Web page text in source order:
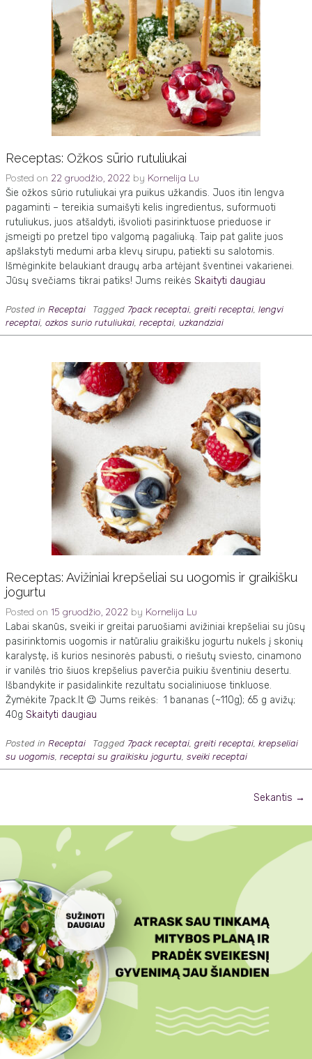
Receptas: Ožkos sūrio rutuliukai
Posted on 22 gruodžio, 2022 by Kornelija Lu
Šie ožkos sūrio rutuliukai yra puikus užkandis. Juos itin lengva
pagaminti – tereikia sumaišyti kelis ingredientus, suformuoti
rutuliukus, juos atšaldyti, išvolioti pasirinktuose prieduose ir
įsmeigti po pretzel tipo valgomą pagaliuką. Taip pat galite juos
apšlakstyti medumi arba klevų sirupu, patiekti su salotomis.
Išmėginkite belaukiant draugų arba artėjant šventinei vakarienei.
Jūsų svečiams tikrai patiks! Jums reikės Skaityti daugiau
Posted in Receptai Tagged 7pack receptai, greiti receptai, lengvi
receptai, ozkos surio rutuliukai, receptai, uzkandziai
Receptas: Avižiniai krepšeliai su uogomis ir graikišku
jogurtu
Posted on 15 gruodžio, 2022 by Kornelija Lu
Labai skanūs, sveiki ir greitai paruošiami avižiniai krepšeliai su jūsų
pasirinktomis uogomis ir natūraliu graikišku jogurtu nukels į skonių
karalystę, iš kurios nesinorės pabusti, o riešutų sviesto, cinamono
ir vanilės trio šiuos krepšelius paverčia puikiu šventiniu desertu.
Išbandykite ir pasidalinkite rezultatu socialiniuose tinkluose.
Žymėkite 7pack.lt 😉 Jums reikės: 1 bananas (~110g); 65 g avižų;
40g Skaityti daugiau
Posted in Receptai Tagged 7pack receptai, greiti receptai, krepseliai
su uogomis, receptai su graikisku jogurtu, sveiki receptai
Sekantis →